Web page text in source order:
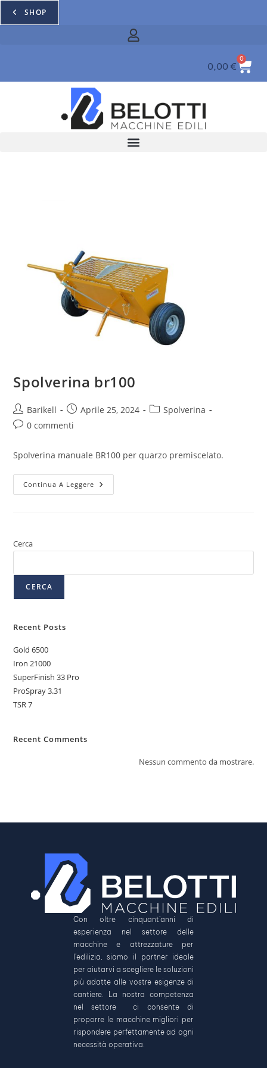
SHOP
0,00€
0
Spolverina br100
Barikell Aprile 25, 2024
Spolverina
0 commenti
Spolverina manuale BR100 per quarzo premiscelato.
Continua A Leggere
Cerca
CERCA
Recent Posts
Gold 6500
Iron 21000
SuperFinish 33 Pro
ProSpray 3.31
TSR 7
Recent Comments
Nessun commento da mostrare.
Con oltre cinquant’anni di
esperienza nel settore delle
macchine e attrezzature per
l’edilizia, siamo il partner ideale
per aiutarvi a scegliere le soluzioni
più adatte alle vostre esigenze di
cantiere. La nostra competenza
nel settore ci consente di
proporre le macchine migliori per
rispondere perfettamente ad ogni
necessità operativa.